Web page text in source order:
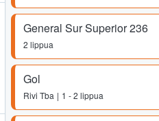
General Sur Superior 236
2 lippua
Gol
Rivi Tba 1 - 2 lippua